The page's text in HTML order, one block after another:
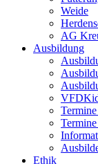
Weide
AG
Ausbildung
Ethik